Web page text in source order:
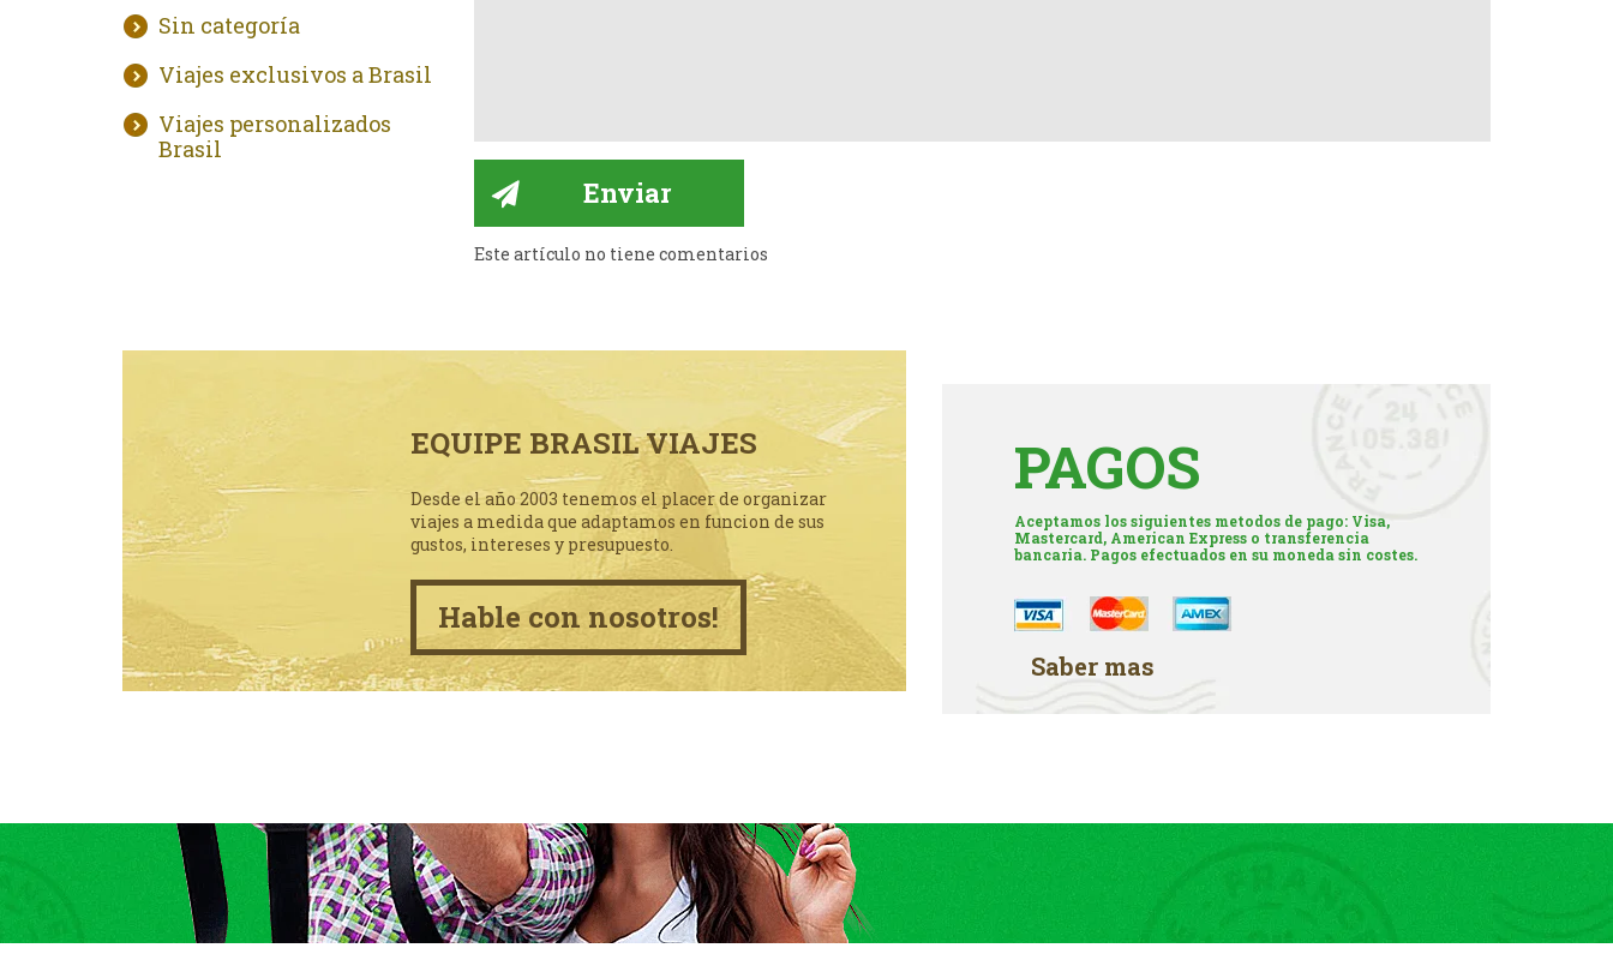
Sin categoría
Viajes exclusivos a Brasil
Viajes personalizados
Brasil
Este artículo no tiene comentarios
EQUIPE BRASIL VIAJES
Desde el año 2003 tenemos el placer de organizar
viajes a medida que adaptamos en funcion de sus
gustos, intereses y presupuesto.
Hable con nosotros!
PAGOS
Aceptamos los siguientes metodos de pago: Visa,
Mastercard, American Express o transferencia
bancaria. Pagos efectuados en su moneda sin costes.
Saber mas